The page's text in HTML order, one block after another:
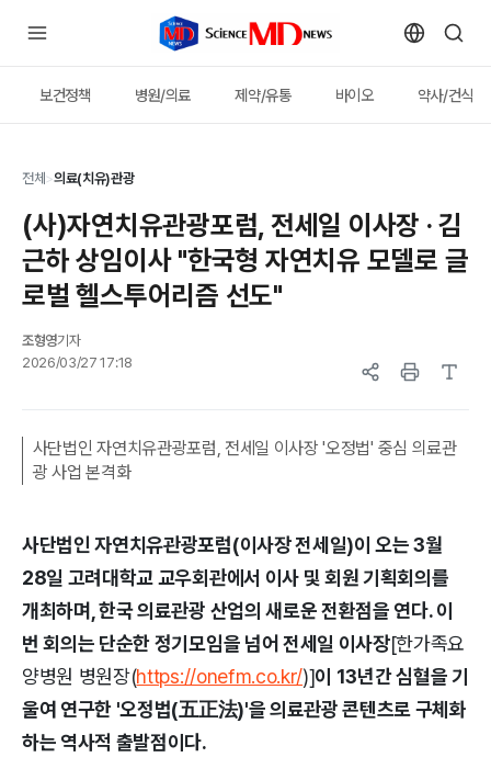
보건정책 병원/의료 제약/유통 바이오 약사/건식
전체 >의료(치유)관광
(사)자연치유관광포럼, 전세일 이사장 · 김
근하 상임이사 "한국형 자연치유 모델로 글
로벌 헬스투어리즘 선도"
조형영기자
2026/03/27 17:18
사단법인 자연치유관광포럼, 전세일 이사장 '오정법' 중심 의료관
광 사업 본격화
사단법인 자연치유관광포럼(이사장 전세일)이 오는 3월
28일 고려대학교 교우회관에서 이사 및 회원 기획회의를
개최하며, 한국 의료관광 산업의 새로운 전환점을 연다. 이
번 회의는 단순한 정기모임을 넘어 전세일 이사장[한가족요
양병원 병원장(https://onefm.co.kr/)]이 13년간 심혈을 기
울여 연구한 '오정법(五正法)'을 의료관광 콘텐츠로 구체화
하는 역사적 출발점이다.